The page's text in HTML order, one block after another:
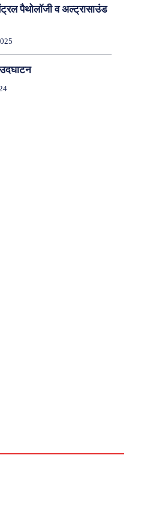
पैथोलॉजी व अल्ट्रासाउंड